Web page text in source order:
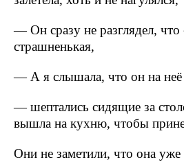
— Он сразу не разглядел, что
страшненькая,
— А я слышала, что он на неё
— шептались сидящие за
вышла на кухню, чтобы
Они не заметили, что она